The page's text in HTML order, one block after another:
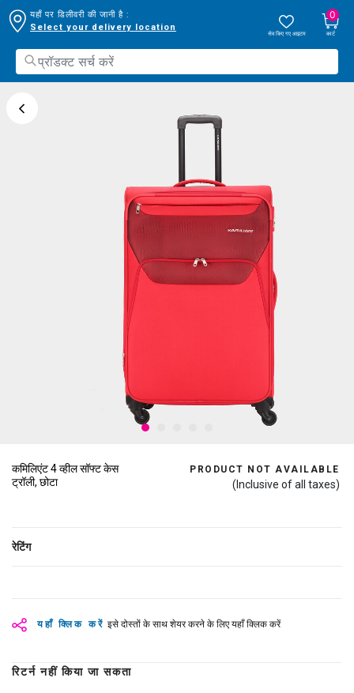
यहाँ पर डिलीवरी की जानी है :
Select your delivery location
सेव किए गए आइटम
0
कार्ट
कमिलिएंट 4 व्हील सॉफ्ट केस
ट्रॉली, छोटा
PRODUCT NOT AVAILABLE
(Inclusive of all taxes)
रेटिंग
यहाँ क्लिक करें इसे दोस्तों के साथ शेयर करने के लिए यहाँ क्लिक करें
रिटर्न नहीं किया जा सकता